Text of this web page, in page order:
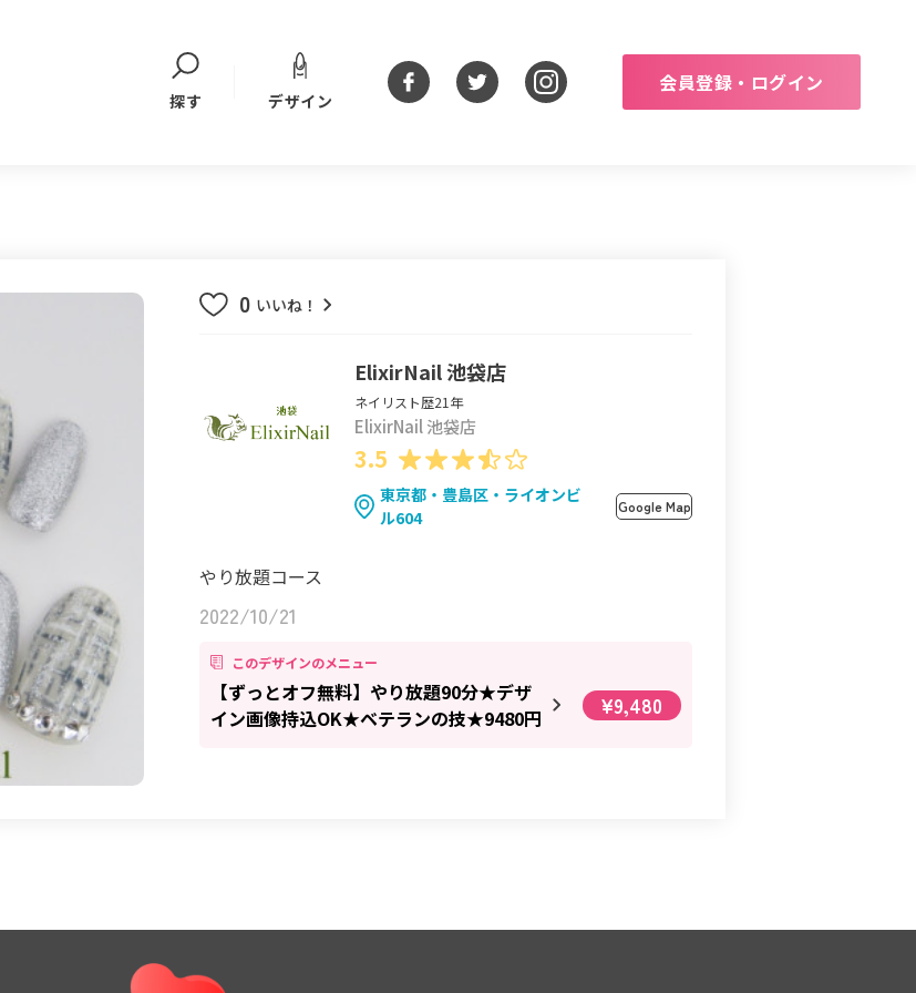
探す デザイン
会員登録・ログイン
0 いいね！
ElixirNail 池袋店
ネイリスト歴21年
ElixirNail 池袋店
3.5
東京都・豊島区・ライオンビ
ル604
Google Map
やり放題コース
2022/10/21
このデザインのメニュー
【ずっとオフ無料】やり放題90分★デザ
イン画像持込OK★ベテランの技★9480円
¥9,480